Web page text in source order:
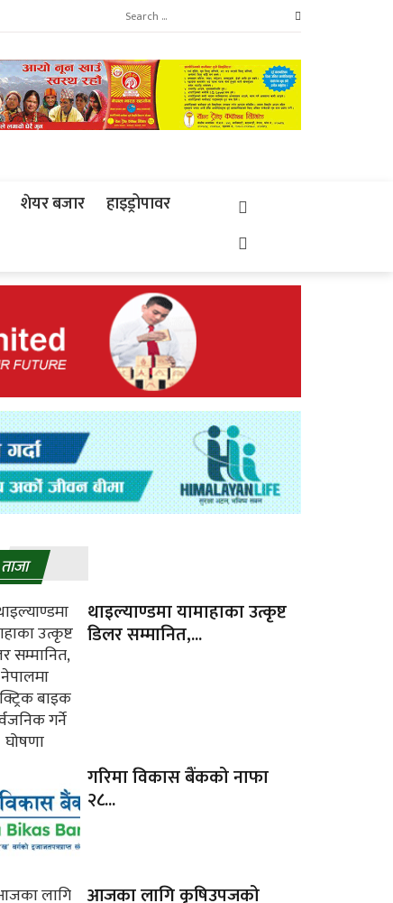
शेयर बजार
हाइड्रोपावर
ताजा
थाइल्याण्डमा यामाहाका उत्कृष्ट
डिलर सम्मानित,...
गरिमा विकास बैंकको नाफा
२८...
आजका लागि कृषिउपजको